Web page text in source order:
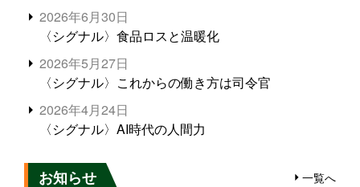
2026年6月30日
〈シグナル〉食品ロスと温暖化
2026年5月27日
〈シグナル〉これからの働き方は司令官
2026年4月24日
〈シグナル〉AI時代の人間力
お知らせ 一覧へ